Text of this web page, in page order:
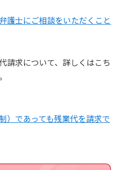
護士にご相談をいただくこと
請求について、詳しくはこち
）であっても残業代を請求で